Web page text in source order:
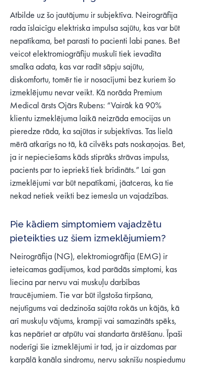
Atbilde uz šo jautājumu ir subjektīva. Neirogrāfija
rada īslaicīgu elektriska impulsa sajūtu, kas var būt
nepatīkama, bet parasti to pacienti labi panes. Bet
veicot elektromiogrāfiju muskulī tiek ievadīta
smalka adata, kas var radīt sāpju sajūtu,
diskomfortu, tomēr tie ir nosacījumi bez kuriem šo
izmeklējumu nevar veikt. Kā norāda Premium
Medical ārsts Ojārs Rubens: “Vairāk kā 90%
klientu izmeklējuma laikā neizrāda emocijas un
pieredze rāda, ka sajūtas ir subjektīvas. Tas lielā
mērā atkarīgs no tā, kā cilvēks pats noskaņojas. Bet,
ja ir nepieciešams kāds stiprāks strāvas impulss,
pacients par to iepriekš tiek brīdināts.” Lai gan
izmeklējumi var būt nepatīkami, jāatceras, ka tie
nekad netiek veikti bez iemesla un vajadzības.
Pie kādiem simptomiem vajadzētu
pieteikties uz šiem izmeklējumiem?
Neirogrāfija (NG), elektromiogrāfija (EMG) ir
ieteicamas gadījumos, kad parādās simptomi, kas
liecina par nervu vai muskuļu darbības
traucējumiem. Tie var būt ilgstoša tirpšana,
nejutīgums vai dedzinoša sajūta rokās un kājās, kā
arī muskuļu vājums, krampji vai samazināts spēks,
kas nepāriet ar atpūtu vai standarta ārstēšanu. Īpaši
noderīgi šie izmeklējumi ir tad, ja ir aizdomas par
karpālā kanāla sindromu, nervu saknīšu nospiedumu